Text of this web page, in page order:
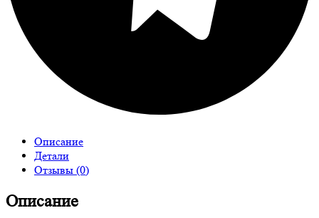
Описание
Детали
Отзывы (0)
Описание